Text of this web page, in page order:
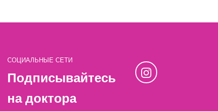
СОЦИАЛЬНЫЕ СЕТИ
Подписывайтесь
на доктора